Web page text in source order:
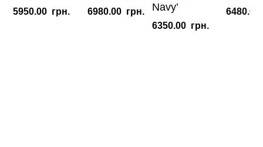
5950.00 грн. 6980.00 грн.
Navy’
6350.00 грн.
6480.00